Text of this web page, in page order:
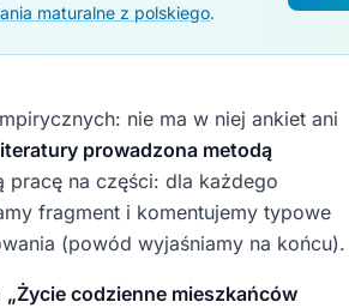
maturalne z polskiego.
nie ma w niej ankiet ani
prowadzona metodą
pracę na części: dla każdego
fragment i komentujemy typowe
(powód wyjaśniamy na końcu).
„Życie codzienne mieszkańców